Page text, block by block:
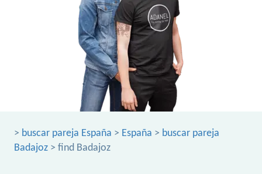
> buscar pareja España > España > buscar pareja
Badajoz > find Badajoz